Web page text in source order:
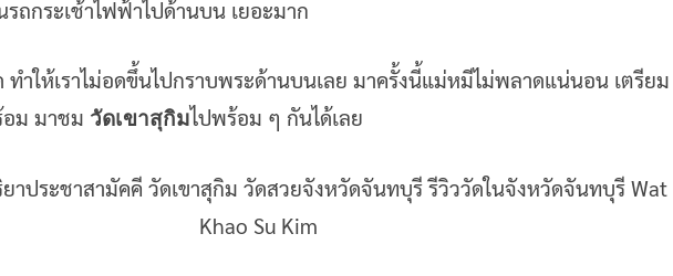
ถกระเช้าไฟฟ้าไปด้านบน เยอะมาก
ทำให้เราไม่อดขึ้นไปกราบพระด้านบนเลย มาครั้งนี้แม่หมีไม่พลาดแน่นอน เตรียม
ม มาชม วัดเขาสุกิมไปพร้อม ๆ กันได้เลย